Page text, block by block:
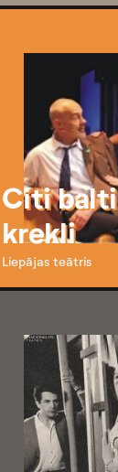
Citi balti
krekli
Liepājas teātris